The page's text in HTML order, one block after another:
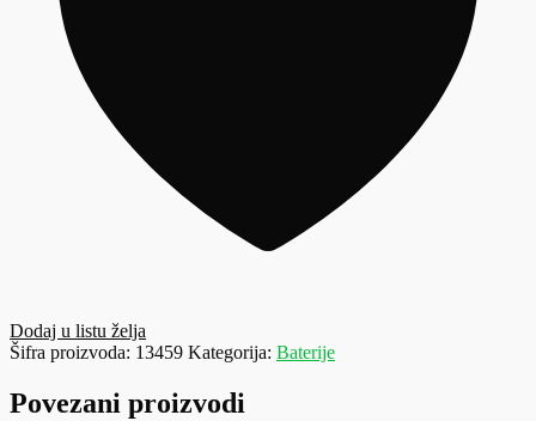
Dodaj u listu želja
Šifra proizvoda: 13459 Kategorija: Baterije
Povezani proizvodi